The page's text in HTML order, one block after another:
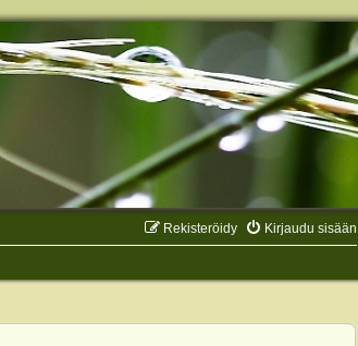
Kirjaudu sisään
Rekisteröidy